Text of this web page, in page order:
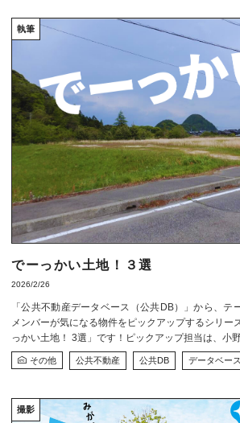
執筆
でーっかい土地！３選
2026/2/26
「公共不動産データベース（公共DB）」から、テ
メンバーが気になる物件をピックアップするシリー
っかい土地！ 3選」です！ピックアップ担当は、小野
その他 公共不動産 公共DB データベース
撮影